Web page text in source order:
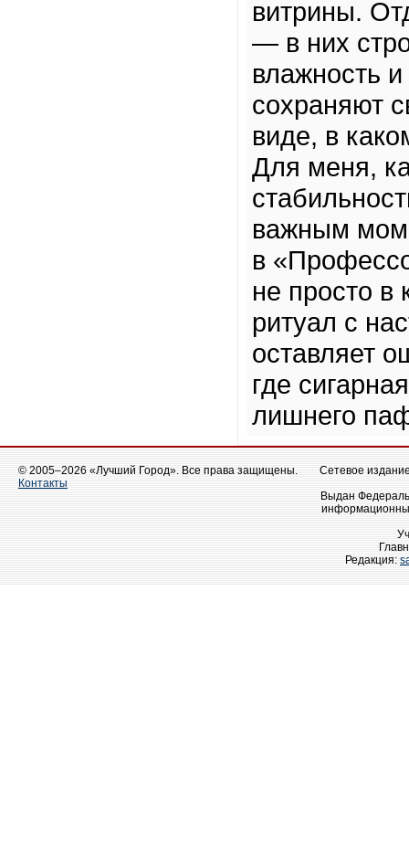
витрины.
— в них
влажность
сохраняют
виде, в
Для меня,
важным
в
не просто в
ритуал с
оставляет
где
лишнего
© 2005–2026 «Лучший Город». Все права защищены.
Контакты
Сетевое
Выдан
Редакция: